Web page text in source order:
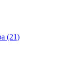
(21)